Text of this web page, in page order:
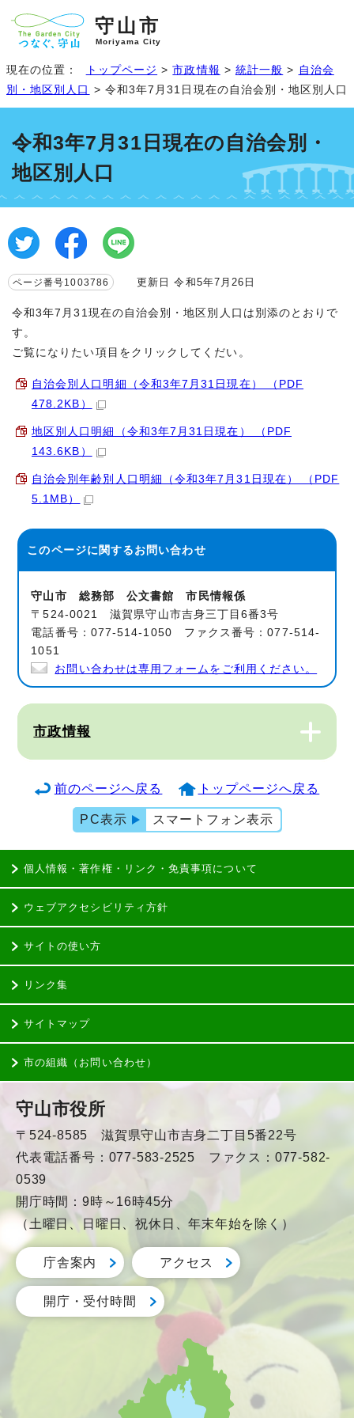
守山市
Moriyama City
現在の位置： トップページ >市政情報 > 統計一般 > 自治会
別・地区別人口 > 令和3年7月31日現在の自治会別・地区別人口
令和3年7月31日現在の自治会別・
地区別人口
ページ番号1003786 更新日 令和5年7月26日
令和3年7月31現在の自治会別・地区別人口は別添のとおりで
す。
ご覧になりたい項目をクリックしてくだい。
自治会別人口明細（令和3年7月31日現在） （PDF
478.2KB）
地区別人口明細（令和3年7月31日現在） （PDF
143.6KB）
自治会別年齢別人口明細（令和3年7月31日現在） （PDF
5.1MB）
このページに関するお問い合わせ
守山市 総務部 公文書館 市民情報係
〒524-0021 滋賀県守山市吉身三丁目6番3号
電話番号：077-514-1050 ファクス番号：077-514-
1051
お問い合わせは専用フォームをご利用ください。
市政情報
前のページへ戻る トップページへ戻る
PC表示 スマートフォン表示
個人情報・著作権・リンク・免責事項について
ウェブアクセシビリティ方針
サイトの使い方
リンク集
サイトマップ
市の組織（お問い合わせ）
守山市役所
〒524-8585 滋賀県守山市吉身二丁目5番22号
代表電話番号：077-583-2525 ファクス：077-582-
0539
開庁時間：9時～16時45分
（土曜日、日曜日、祝休日、年末年始を除く）
庁舎案内 アクセス
開庁・受付時間